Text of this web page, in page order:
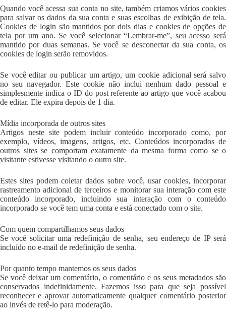
Quando você acessa sua conta no site, também criamos vários cookies
para salvar os dados da sua conta e suas escolhas de exibição de tela.
Cookies de login são mantidos por dois dias e cookies de opções de
tela por um ano. Se você selecionar “Lembrar-me”, seu acesso será
mantido por duas semanas. Se você se desconectar da sua conta, os
cookies de login serão removidos.
Se você editar ou publicar um artigo, um cookie adicional será salvo
no seu navegador. Este cookie não inclui nenhum dado pessoal e
simplesmente indica o ID do post referente ao artigo que você acabou
de editar. Ele expira depois de 1 dia.
Mídia incorporada de outros sites
Artigos neste site podem incluir conteúdo incorporado como, por
exemplo, vídeos, imagens, artigos, etc. Conteúdos incorporados de
outros sites se comportam exatamente da mesma forma como se o
visitante estivesse visitando o outro site.
Estes sites podem coletar dados sobre você, usar cookies, incorporar
rastreamento adicional de terceiros e monitorar sua interação com este
conteúdo incorporado, incluindo sua interação com o conteúdo
incorporado se você tem uma conta e está conectado com o site.
Com quem compartilhamos seus dados
Se você solicitar uma redefinição de senha, seu endereço de IP será
incluído no e-mail de redefinição de senha.
Por quanto tempo mantemos os seus dados
Se você deixar um comentário, o comentário e os seus metadados são
conservados indefinidamente. Fazemos isso para que seja possível
reconhecer e aprovar automaticamente qualquer comentário posterior
ao invés de retê-lo para moderação.